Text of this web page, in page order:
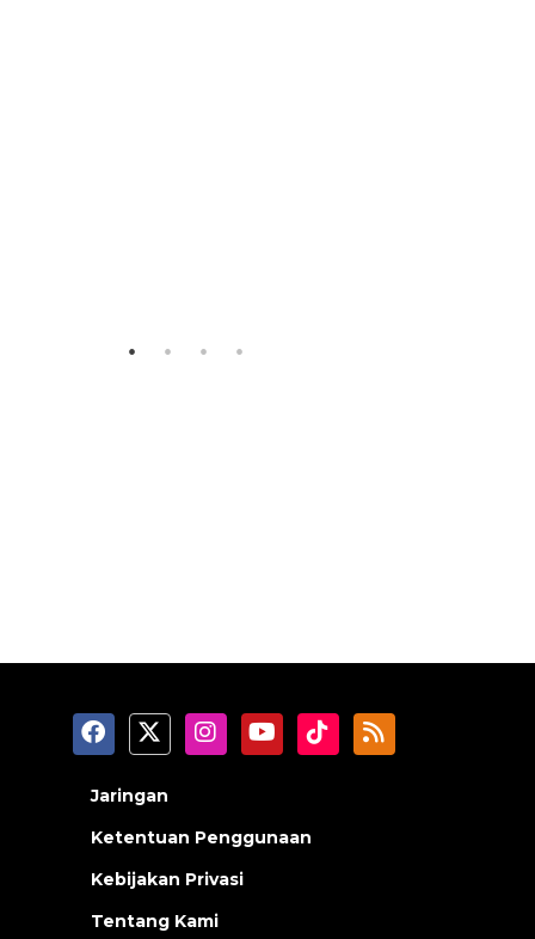
Jaringan
Ketentuan Penggunaan
Kebijakan Privasi
Tentang Kami